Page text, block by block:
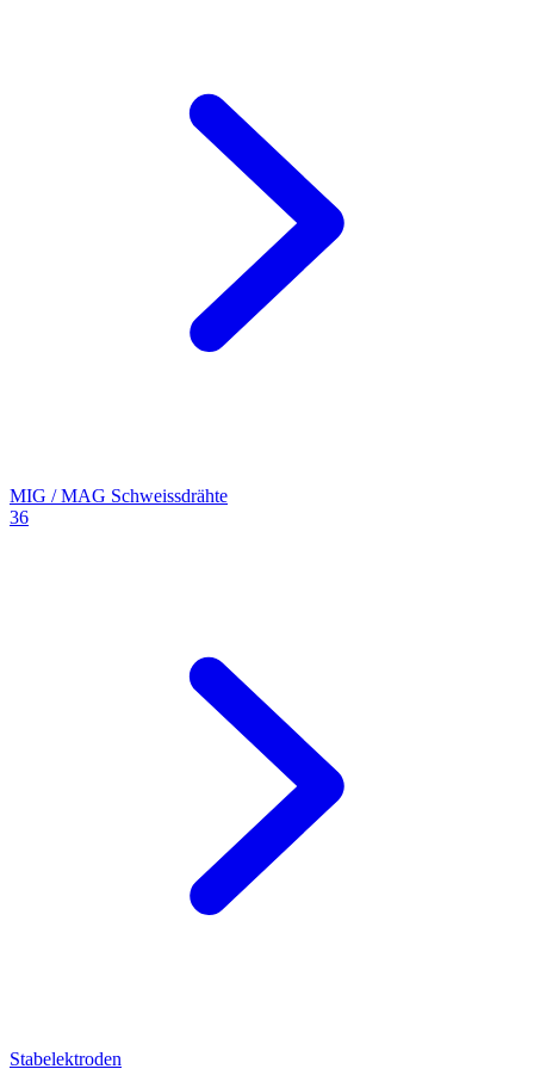
MIG / MAG Schweissdrähte
36
Stabelektroden